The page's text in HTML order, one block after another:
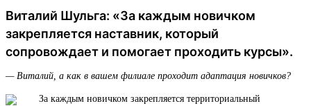
Виталий Шульга: «За каждым новичком
закрепляется наставник, который
сопровождает и помогает проходить курсы».
— Виталий, а как в вашем филиале проходит адаптация новичков?
За каждым новичком закрепляется территориальный